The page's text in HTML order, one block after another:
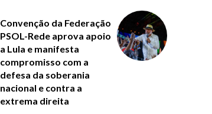
Convenção da Federação
PSOL-Rede aprova apoio
a Lula e manifesta
compromisso com a
defesa da soberania
nacional e contra a
extrema direita